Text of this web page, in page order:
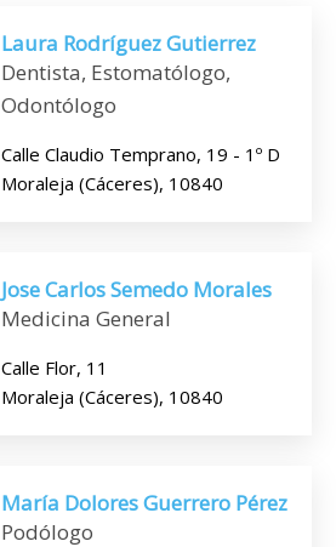
Laura Rodríguez Gutierrez
Dentista, Estomatólogo,
Odontólogo
Calle Claudio Temprano, 19 - 1º D
Moraleja (Cáceres), 10840
Jose Carlos Semedo Morales
Medicina General
Calle Flor, 11
Moraleja (Cáceres), 10840
María Dolores Guerrero Pérez
Podólogo